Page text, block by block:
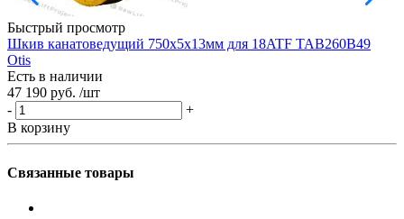
Быстрый просмотр
Шкив канатоведущий 750х5х13мм для 18ATF TAB260B49
Otis
Есть в наличии
47 190 руб. /шт
-
+
В корзину
Связанные товары